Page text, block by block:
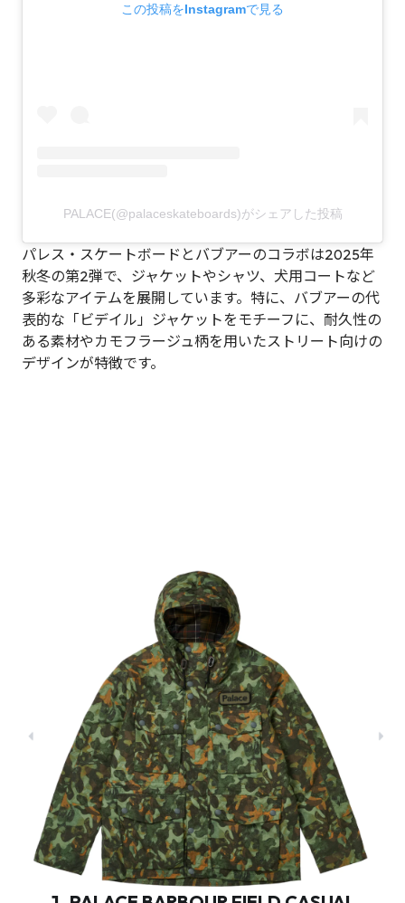
この投稿をInstagramで見る
PALACE(@palaceskateboards)がシェアした投稿
パレス・スケートボードとバブアーのコラボは2025年
秋冬の第2弾で、ジャケットやシャツ、犬用コートなど
多彩なアイテムを展開しています。特に、バブアーの代
表的な「ビデイル」ジャケットをモチーフに、耐久性の
ある素材やカモフラージュ柄を用いたストリート向けの
デザインが特徴です。